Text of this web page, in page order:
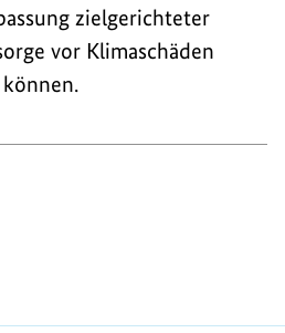
zielgerichteter
vor Klimaschäden